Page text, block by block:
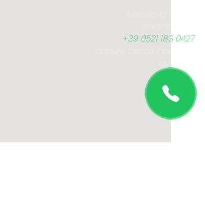
+39 0521 183 0427,